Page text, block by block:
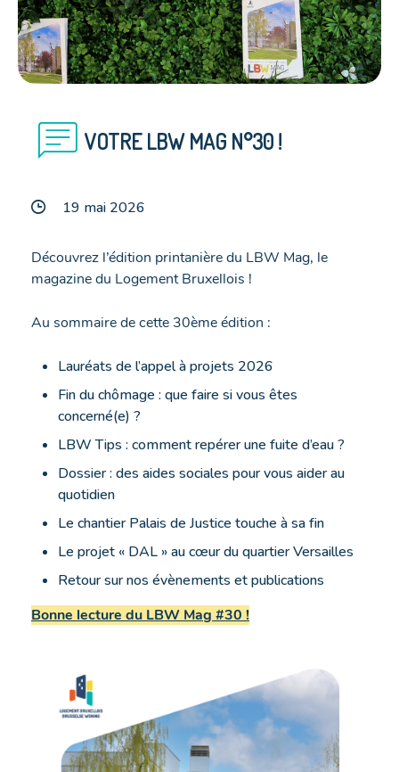
chat VOTRE LBW MAG N°30 !
19 mai 2026
Découvrez l’édition printanière du LBW Mag, le
magazine du Logement Bruxellois !
Au sommaire de cette 30ème édition :
Lauréats de l’appel à projets 2026
Fin du chômage : que faire si vous êtes
concerné(e) ?
LBW Tips : comment repérer une fuite d’eau ?
Dossier : des aides sociales pour vous aider au
quotidien
Le chantier Palais de Justice touche à sa fin
Le projet « DAL » au cœur du quartier Versailles
Retour sur nos évènements et publications
Bonne lecture du LBW Mag #30 !